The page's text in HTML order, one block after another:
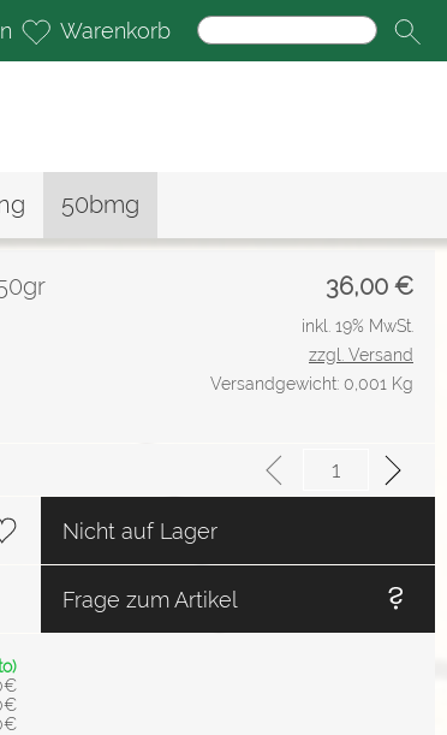
Warenkorb
50bmg
36,00 €
inkl. 19% MwSt.
zzgl. Versand
Versandgewicht: 0,001 Kg
Nicht auf Lager
Frage zum Artikel